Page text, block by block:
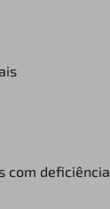
com deficiência